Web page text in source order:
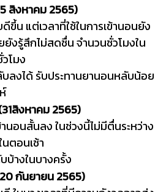
สิงหาคม 2565)
น แต่เวลาที่ใช้ในการเข้านอนยัง
ยังรู้สึกไม่สดชื่น จำนวนชั่วโมงใน
โมง
งได้ รับประทานยานอนหลับน้อย
สิงหาคม 2565)
านอนสั้นลง ในช่วงนี้ไม่มีตื่นระหว่าง
ตอนเช้า
บ้างในบางครั้ง
กันยายน 2565)